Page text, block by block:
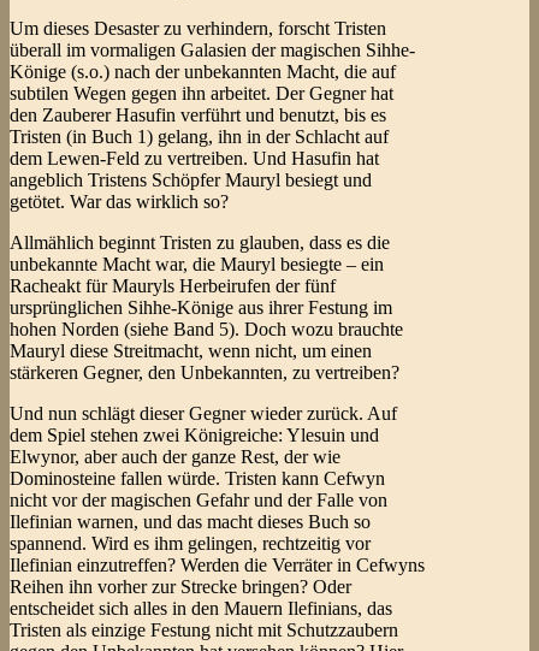
Um dieses Desaster zu verhindern, forscht Tristen
überall im vormaligen Galasien der magischen Sihhe-
Könige (s.o.) nach der unbekannten Macht, die auf
subtilen Wegen gegen ihn arbeitet. Der Gegner hat
den Zauberer Hasufin verführt und benutzt, bis es
Tristen (in Buch 1) gelang, ihn in der Schlacht auf
dem Lewen-Feld zu vertreiben. Und Hasufin hat
angeblich Tristens Schöpfer Mauryl besiegt und
getötet. War das wirklich so?
Allmählich beginnt Tristen zu glauben, dass es die
unbekannte Macht war, die Mauryl besiegte – ein
Racheakt für Mauryls Herbeirufen der fünf
ursprünglichen Sihhe-Könige aus ihrer Festung im
hohen Norden (siehe Band 5). Doch wozu brauchte
Mauryl diese Streitmacht, wenn nicht, um einen
stärkeren Gegner, den Unbekannten, zu vertreiben?
Und nun schlägt dieser Gegner wieder zurück. Auf
dem Spiel stehen zwei Königreiche: Ylesuin und
Elwynor, aber auch der ganze Rest, der wie
Dominosteine fallen würde. Tristen kann Cefwyn
nicht vor der magischen Gefahr und der Falle von
Ilefinian warnen, und das macht dieses Buch so
spannend. Wird es ihm gelingen, rechtzeitig vor
Ilefinian einzutreffen? Werden die Verräter in Cefwyns
Reihen ihn vorher zur Strecke bringen? Oder
entscheidet sich alles in den Mauern Ilefinians, das
Tristen als einzige Festung nicht mit Schutzzaubern